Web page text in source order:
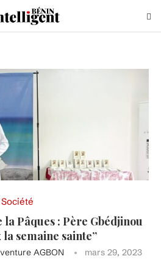
Société
la Pâques : Père Gbédjinou
semaine sainte’’
AGBON
mars 29, 2023